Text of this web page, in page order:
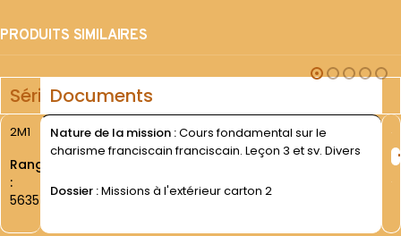
PRODUITS SIMILAIRES
SérieDocuments
2M1
Rang
:
5635
Nature de la mission :Cours fondamental sur le
charisme franciscain franciscain. Leçon 3 et sv. Divers
Dossier :Missions à l'extérieur carton 2